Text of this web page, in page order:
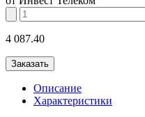
4 087.40
Заказать
Описание
Характеристики